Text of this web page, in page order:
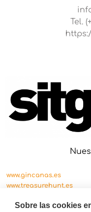
Tel.
www.gincanas.es
www.treasurehunt.es
Sobre las cookies